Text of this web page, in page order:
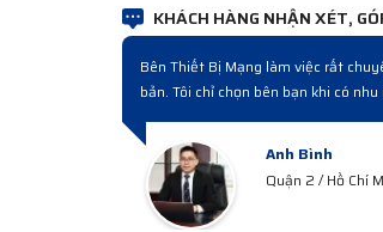
KHÁCH HÀNG NHẬN XÉT,
Lần đầu làm việc thấy quy trình
chất lượng, giá cạnh tranh, bán
Anh Công
Quận 3 /